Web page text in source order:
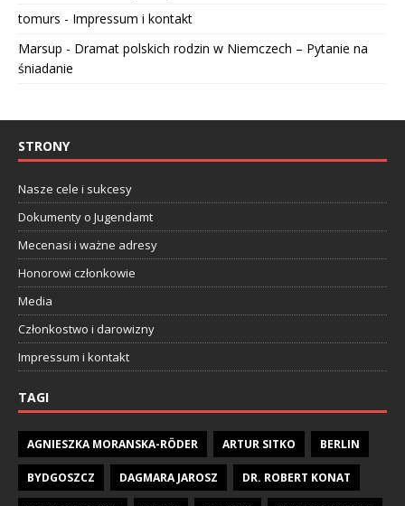
tomurs - Impressum i kontakt
Marsup - Dramat polskich rodzin w Niemczech – Pytanie na
śniadanie
STRONY
Nasze cele i sukcesy
Dokumenty o Jugendamt
Mecenasi i ważne adresy
Honorowi członkowie
Media
Członkostwo i darowizny
Impressum i kontakt
TAGI
AGNIESZKA MORANSKA-RÖDER ARTUR SITKO BERLIN
BYDGOSZCZ DAGMARA JAROSZ DR. ROBERT KONAT